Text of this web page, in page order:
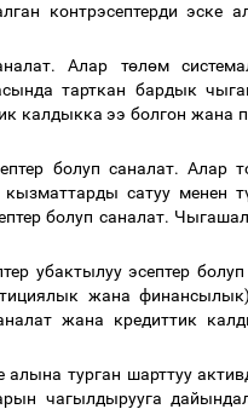
контрэсептерди эске
Алар төлөм
тарткан бардык
калдыкка ээ болгон жана
болуп саналат. Алар
сатуу менен т
болуп саналат.
убактылуу эсептер болуп
жана
жана кредиттик
турган шарттуу
чагылдырууга